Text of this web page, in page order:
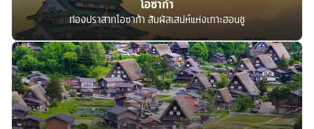
โอซาก้า
ท่องปราสาทโอซาก้า สัมผัสเสน่ห์แห่งเกาะฮอนชู